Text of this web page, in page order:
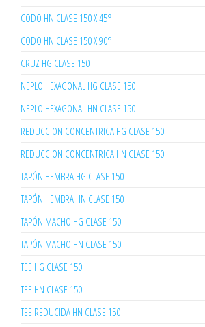
CODO HN CLASE 150 X 45°
CODO HN CLASE 150 X 90°
CRUZ HG CLASE 150
NEPLO HEXAGONAL HG CLASE 150
NEPLO HEXAGONAL HN CLASE 150
REDUCCION CONCENTRICA HG CLASE 150
REDUCCION CONCENTRICA HN CLASE 150
TAPÓN HEMBRA HG CLASE 150
TAPÓN HEMBRA HN CLASE 150
TAPÓN MACHO HG CLASE 150
TAPÓN MACHO HN CLASE 150
TEE HG CLASE 150
TEE HN CLASE 150
TEE REDUCIDA HN CLASE 150